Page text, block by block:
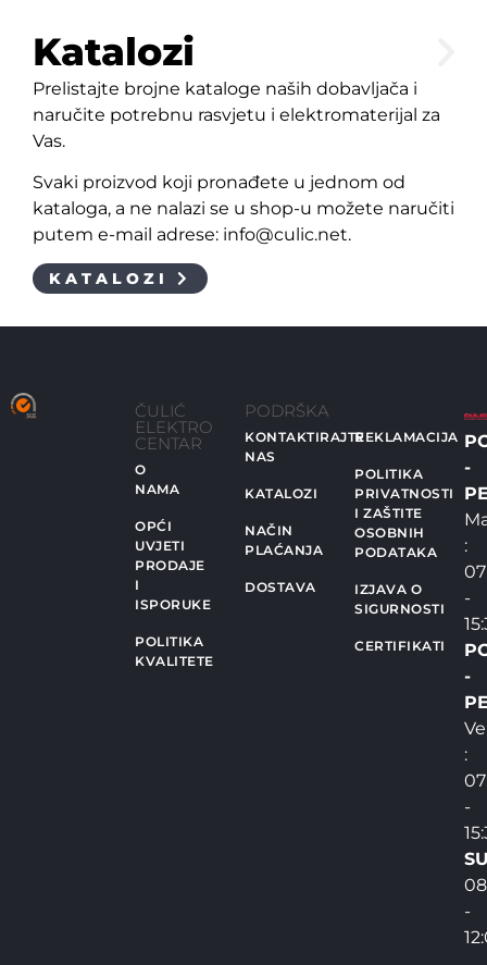
Katalozi
Prelistajte brojne kataloge naših dobavljača i
naručite potrebnu rasvjetu i elektromaterijal za
Vas.
Svaki proizvod koji pronađete u jednom od
kataloga, a ne nalazi se u shop-u možete naručiti
putem e-mail adrese: info@culic.net.
KATALOZI
ČULIĆ
ELEKTRO
CENTAR
O
NAMA
OPĆI
UVJETI
PRODAJE
I
ISPORUKE
POLITIKA
KVALITETE
PODRŠKA
KONTAKTIRAJTE
NAS
KATALOZI
NAČIN
PLAĆANJA
DOSTAVA
REKLAMACIJA
POLITIKA
PRIVATNOSTI
I ZAŠTITE
OSOBNIH
PODATAKA
IZJAVA O
SIGURNOSTI
CERTIFIKATI
-
:
-
-
:
-
-